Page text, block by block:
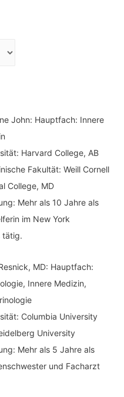
John: Hauptfach: Innere
Harvard College, AB
Fakultät: Weill Cornell
College, MD
Mehr als 10 Jahre als
im New York
tätig.
MD: Hauptfach:
Innere Medizin,
Columbia University
University
Mehr als 5 Jahre als
und Facharzt